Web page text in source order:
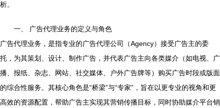
析。
一、 广告代理业务的定义与角色
广告代理业务，是指专业的广告代理公司（Agency）接受广告主的委
托，为其策划、设计、制作广告，并代表广告主向各类媒介（如电视、广
播、报纸、杂志、网站、社交媒体、户外广告牌等）购买广告时段或版面
的综合性服务。其核心角色是“桥梁”与“专家”，旨在以更专业的视角和更
高效的资源配置，帮助广告主实现其营销传播目标，同时协助媒介平台销